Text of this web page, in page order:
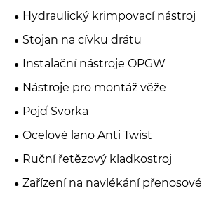
Hydraulický krimpovací nástroj
Stojan na cívku drátu
Instalační nástroje OPGW
Nástroje pro montáž věže
Pojď Svorka
Ocelové lano Anti Twist
Ruční řetězový kladkostroj
Zařízení na navlékání